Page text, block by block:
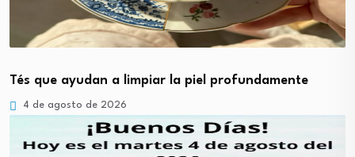
Tés que ayudan a limpiar la piel profundamente
4 de agosto de 2026